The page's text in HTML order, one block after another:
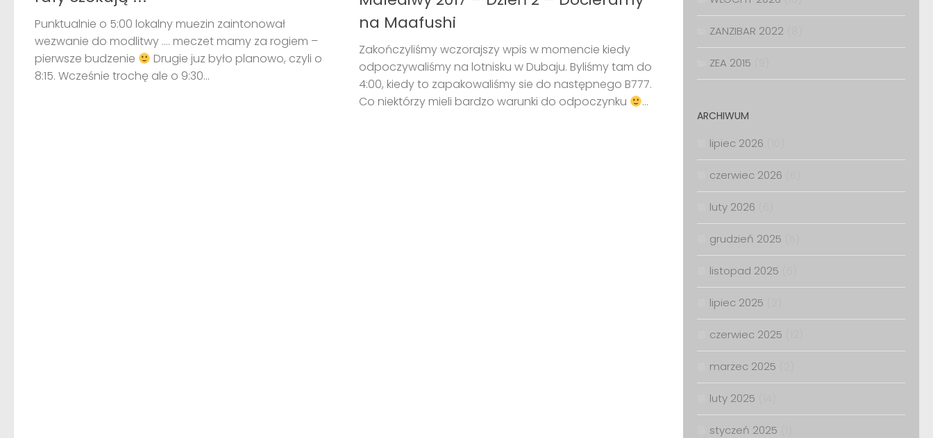
Punktualnie o 5:00 lokalny muezin zaintonował
wezwanie do modlitwy …. meczet mamy za rogiem –
pierwsze budzenie
Drugie juz było planowo, czyli o
8:15. Wcześnie trochę ale o 9:30...
na Maafushi
Zakończyliśmy wczorajszy wpis w momencie kiedy
odpoczywaliśmy na lotnisku w Dubaju. Byliśmy tam do
4:00, kiedy to zapakowaliśmy sie do następnego B777.
Co niektórzy mieli bardzo warunki do odpoczynku
...
ZANZIBAR 2022
ZEA 2015
ARCHIWUM
lipiec 2026
czerwiec 2026
luty 2026
grudzień 2025
listopad 2025
lipiec 2025
czerwiec 2025
marzec 2025
luty 2025
styczeń 2025